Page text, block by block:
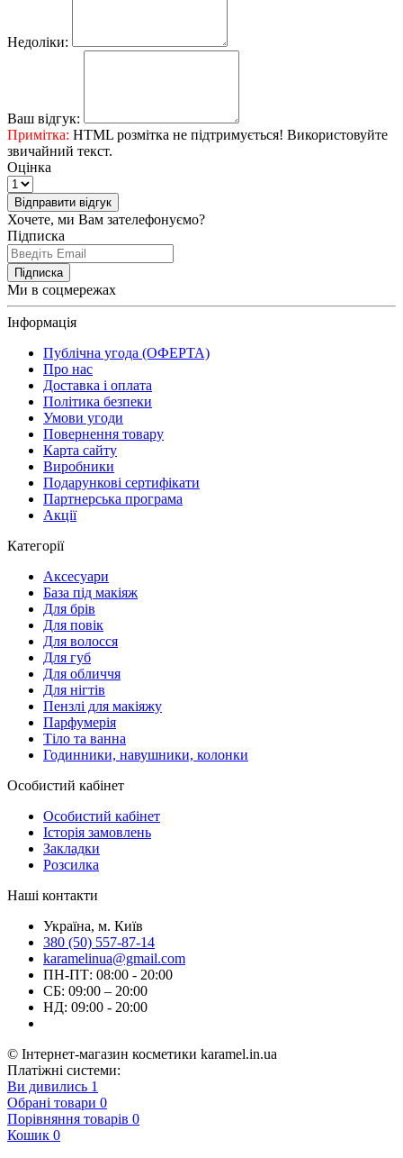
Недоліки:
Ваш відгук:
Примітка: HTML розмітка не підтримується! Використовуйте
звичайний текст.
Оцінка
Відправити відгук
Хочете, ми Вам зателефонуємо?
Підписка
Підписка
Ми в соцмережах
Інформація
Публічна угода (ОФЕРТА)
Про нас
Доставка і оплата
Політика безпеки
Умови угоди
Повернення товару
Карта сайту
Виробники
Подарункові сертифікати
Партнерська програма
Акції
Категорії
Аксесуари
База під макіяж
Для брів
Для повік
Для волосся
Для губ
Для обличчя
Для нігтів
Пензлі для макіяжу
Парфумерія
Тіло та ванна
Годинники, навушники, колонки
Особистий кабінет
Особистий кабінет
Історія замовлень
Закладки
Розсилка
Наші контакти
Україна, м. Київ
380 (50) 557-87-14
karamelinua@gmail.com
ПН-ПТ: 08:00 - 20:00
СБ: 09:00 – 20:00
НД: 09:00 - 20:00
© Інтернет-магазин косметики karamel.in.ua
Платіжні системи:
Ви дивились 1
Обрані товари 0
Порівняння товарів 0
Кошик 0